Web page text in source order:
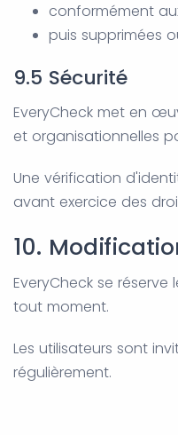
conformément
puis supprimées
9.5 Sécurité
EveryCheck met en
et organisationnelles
Une vérification
avant exercice des
10.
EveryCheck se
tout moment.
Les utilisateurs sont
régulièrement.